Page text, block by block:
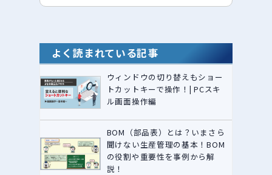
よく読まれている記事
ウィンドウの切り替えもショー
トカットキーで操作！| PCスキ
ル画面操作編
BOM（部品表）とは？いまさら
聞けない生産管理の基本！BOM
の役割や重要性を事例から解
説！